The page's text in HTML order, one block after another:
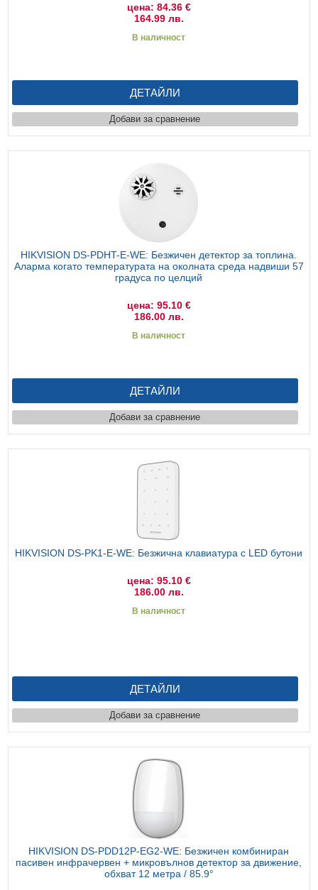
цена: 84.36 €
164.99 лв.
В наличност
ДЕТАЙЛИ
Добави за сравнение
HIKVISION DS-PDHT-E-WE: Безжичен детектор за топлина.
Аларма когато температурата на околната среда надвиши 57
градуса по целций
цена: 95.10 €
186.00 лв.
В наличност
ДЕТАЙЛИ
Добави за сравнение
HIKVISION DS-PK1-E-WE: Безжична клавиатура с LED бутони
цена: 95.10 €
186.00 лв.
В наличност
ДЕТАЙЛИ
Добави за сравнение
HIKVISION DS-PDD12P-EG2-WE: Безжичен комбиниран
пасивен инфрачервен + микровълнов детектор за движение,
обхват 12 метра / 85.9°